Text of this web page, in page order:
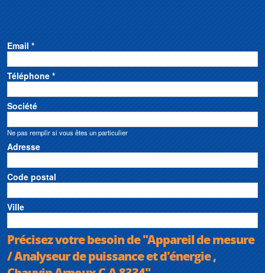
Email *
Téléphone *
Société
Ne pas remplir si vous êtes un particulier
Adresse
Code postal
Ville
Précisez votre besoin de "Appareil de mesure
/ Analyseur de puissance et d'énergie ,